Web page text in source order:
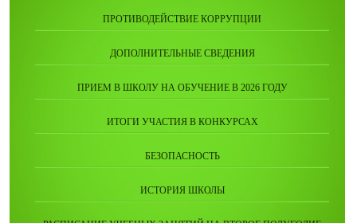
ПРОТИВОДЕЙСТВИЕ КОРРУПЦИИ
ДОПОЛНИТЕЛЬНЫЕ СВЕДЕНИЯ
ПРИЕМ В ШКОЛУ НА ОБУЧЕНИЕ В 2026 ГОДУ
ИТОГИ УЧАСТИЯ В КОНКУРСАХ
БЕЗОПАСНОСТЬ
ИСТОРИЯ ШКОЛЫ